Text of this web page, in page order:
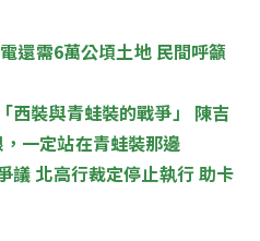
還需6萬公頃土地 民間呼籲
西裝與青蛙裝的戰爭」 陳吉
一定站在青蛙裝那邊
議 北高行裁定停止執行 助卡